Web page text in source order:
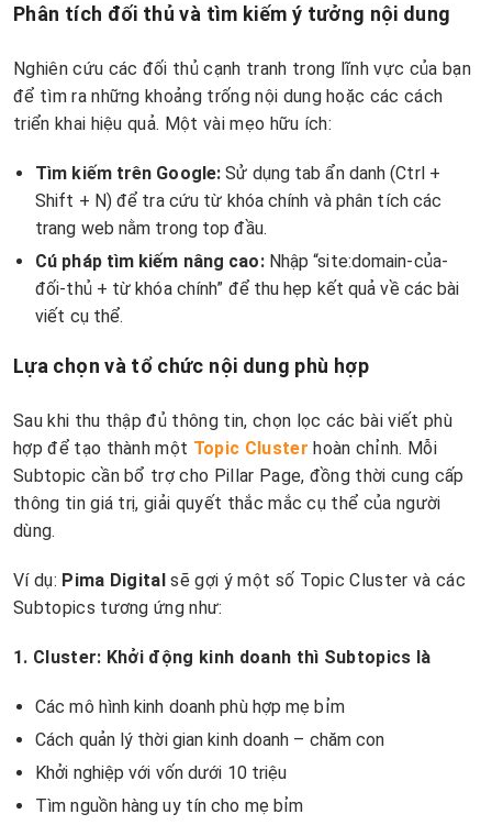
Phân tích đối thủ và tìm kiếm ý tưởng nội dung
Nghiên cứu các đối thủ cạnh tranh trong lĩnh vực của bạn
để tìm ra những khoảng trống nội dung hoặc các cách
triển khai hiệu quả. Một vài mẹo hữu ích:
Tìm kiếm trên Google: Sử dụng tab ẩn danh (Ctrl +
Shift + N) để tra cứu từ khóa chính và phân tích các
trang web nằm trong top đầu.
Cú pháp tìm kiếm nâng cao:Nhập “site:domain-của-
đối-thủ + từ khóa chính” để thu hẹp kết quả về các bài
viết cụ thể.
Lựa chọn và tổ chức nội dung phù hợp
Sau khi thu thập đủ thông tin, chọn lọc các bài viết phù
hợp để tạo thành một Topic Cluster hoàn chỉnh. Mỗi
Subtopic cần bổ trợ cho Pillar Page, đồng thời cung cấp
thông tin giá trị, giải quyết thắc mắc cụ thể của người
dùng.
Ví dụ: Pima Digital sẽ gợi ý một số Topic Cluster và các
Subtopics tương ứng như:
1. Cluster: Khởi động kinh doanh thì Subtopics là
Các mô hình kinh doanh phù hợp mẹ bỉm
Cách quản lý thời gian kinh doanh – chăm con
Khởi nghiệp với vốn dưới 10 triệu
Tìm nguồn hàng uy tín cho mẹ bỉm